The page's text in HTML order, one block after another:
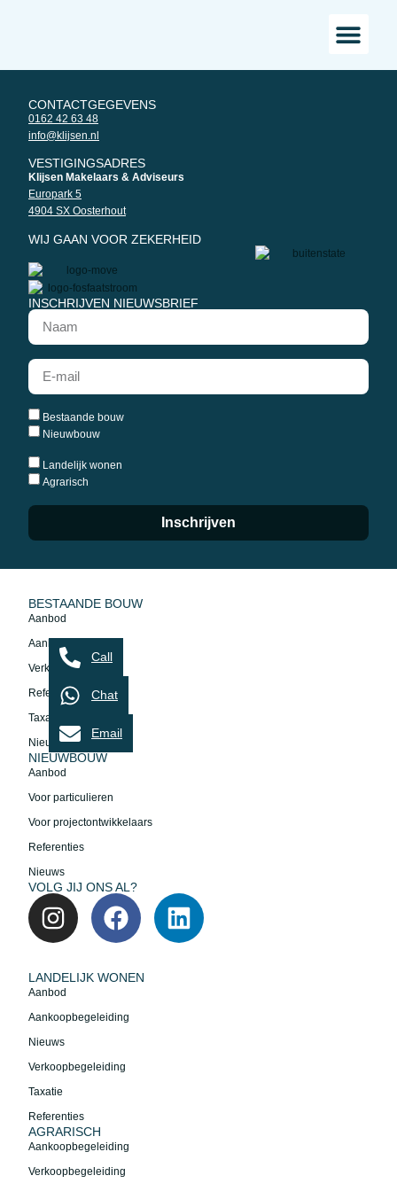
CONTACTGEGEVENS
0162 42 63 48
info@klijsen.nl
VESTIGINGSADRES
Klijsen Makelaars & Adviseurs
Europark 5
4904 SX Oosterhout
WIJ GAAN VOOR ZEKERHEID
INSCHRIJVEN NIEUWSBRIEF
Bestaande bouw
Nieuwbouw
Landelijk wonen
Agrarisch
Inschrijven
BESTAANDE BOUW
Aanbod
Aankoopmakelaar
Verkoopmakelaar
Referenties
Taxatie
Nieuws
NIEUWBOUW
Aanbod
Voor particulieren
Voor projectontwikkelaars
Referenties
Nieuws
VOLG JIJ ONS AL?
LANDELIJK WONEN
Aanbod
Aankoopbegeleiding
Nieuws
Verkoopbegeleiding
Taxatie
Referenties
AGRARISCH
Aankoopbegeleiding
Verkoopbegeleiding
Call
Chat
Email